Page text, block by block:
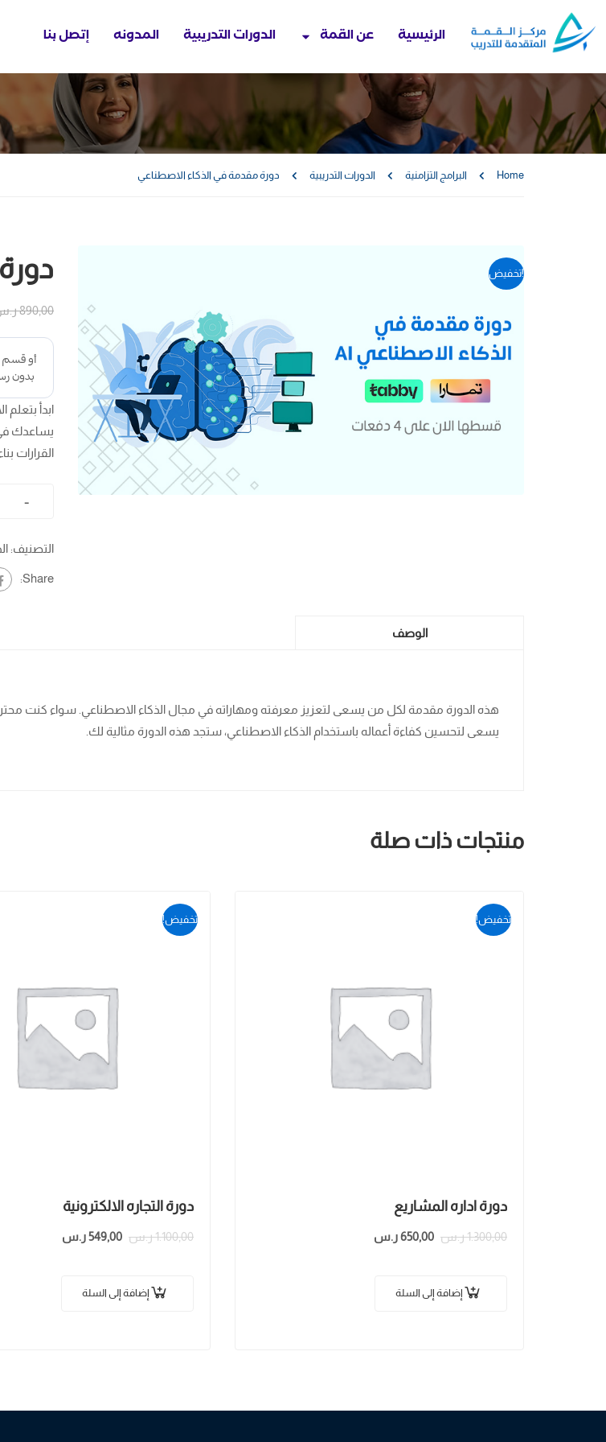
الرئيسية عن القمة الدورات التدريبية المدونه إتصل بنا
Home البرامج التزامنية الدورات التدريبية دورة مقدمة في الذكاء الاصطناعي
تخفيض!
890,00
ابدأ
يساعدك في
القرارات
-
التصنيف:
Share:
الوصف
هذه الدورة مقدمة لكل من يسعى لتعزيز معرفته ومهاراته في مجال الذكاء الاصطناعي. سواء كنت
يسعى لتحسين كفاءة أعماله باستخدام الذكاء الاصطناعي، ستجد هذه الدورة مثالية لك.
منتجات ذات صلة
تخفيض!
دورة اداره المشاريع
1.300,00ر.س 650,00ر.س
إضافة إلى السلة
تخفيض!
دورة التجاره الالكترونية
1.100,00ر.س 549,00ر.س
إضافة إلى السلة